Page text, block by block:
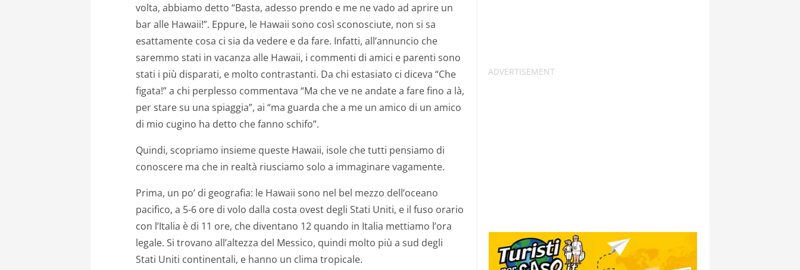
volta, abbiamo detto “Basta, adesso prendo e me ne vado ad aprire un
bar alle Hawaii!”. Eppure, le Hawaii sono così sconosciute, non si sa
esattamente cosa ci sia da vedere e da fare. Infatti, all’annuncio che
saremmo stati in vacanza alle Hawaii, i commenti di amici e parenti sono
stati i più disparati, e molto contrastanti. Da chi estasiato ci diceva “Che
figata!” a chi perplesso commentava “Ma che ve ne andate a fare fino a là,
per stare su una spiaggia”, ai “ma guarda che a me un amico di un amico
di mio cugino ha detto che fanno schifo”.
Quindi, scopriamo insieme queste Hawaii, isole che tutti pensiamo di
conoscere ma che in realtà riusciamo solo a immaginare vagamente.
Prima, un po’ di geografia: le Hawaii sono nel bel mezzo dell’oceano
pacifico, a 5-6 ore di volo dalla costa ovest degli Stati Uniti, e il fuso orario
con l’Italia è di 11 ore, che diventano 12 quando in Italia mettiamo l’ora
legale. Si trovano all’altezza del Messico, quindi molto più a sud degli
Stati Uniti continentali, e hanno un clima tropicale.